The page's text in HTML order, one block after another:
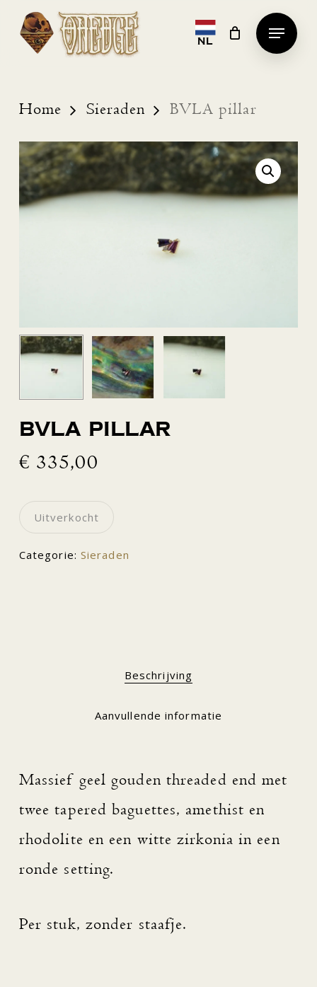
Skip
content
NL
Menu
Home Sieraden BVLA pillar
BVLA pillar
€ 335,00
Uitverkocht
Categorie: Sieraden
Beschrijving
Aanvullende informatie
Massief geel gouden threaded end met
twee tapered baguettes, amethist en
rhodolite en een witte zirkonia in een
ronde setting.
Per stuk, zonder staafje.